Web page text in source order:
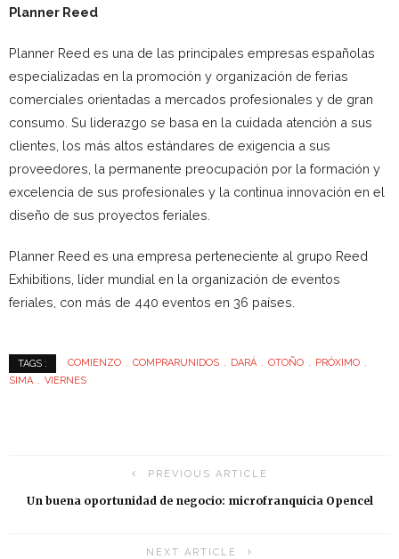
Planner Reed
Planner Reed es una de las principales empresas españolas
especializadas en la promoción y organización de ferias
comerciales orientadas a mercados profesionales y de gran
consumo. Su liderazgo se basa en la cuidada atención a sus
clientes, los más altos estándares de exigencia a sus
proveedores, la permanente preocupación por la formación y
excelencia de sus profesionales y la continua innovación en el
diseño de sus proyectos feriales.
Planner Reed es una empresa perteneciente al grupo Reed
Exhibitions, líder mundial en la organización de eventos
feriales, con más de 440 eventos en 36 países.
TAGS : COMIENZO COMPRARUNIDOS DARÁ OTOÑO
PRÓXIMO
SIMA
VIERNES
PREVIOUS ARTICLE
Un buena oportunidad de negocio: microfranquicia Opencel
NEXT ARTICLE